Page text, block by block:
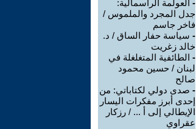
- العولمة الرأسمالية:
جدل المجرد والملموس /
فاخر جاسم
- سياسة حفار الساق / د.
خالد زغريت
- الطائفية المتغلغلة في
لبنان / حسين محمود
صالح
- صدى دولي لكتاباتي: من
إحدى أبرز مفكرات اليسار
الإيطالي إلى أ ... / رزكار
عقراوي